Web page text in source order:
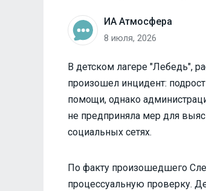
ИА Атмосфера
8 июля, 2026
В детском лагере "Лебедь",
произошел инцидент:
помощи, однако
не предприняла мер для
социальных сетях.
По факту произошедшего
процессуальную проверку.